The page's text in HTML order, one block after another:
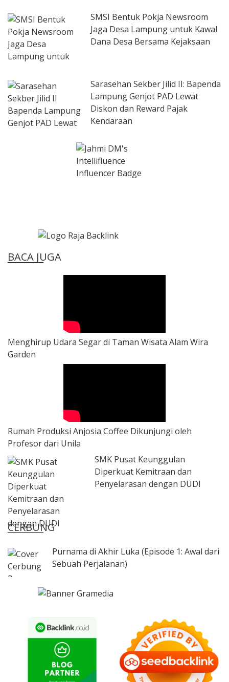
SMSI Bentuk Pokja Newsroom
Jaga Desa Lampung untuk Kawal
Dana Desa Bersama Kejaksaan
Sarasehan Sekber Jilid II: Bapenda
Lampung Genjot PAD Lewat
Diskon dan Reward Pajak
Kendaraan
BACA JUGA
Menghirup Udara Segar di Taman Wisata Alam Wira
Garden
Rumah Produksi Anjosia Coffee Dikunjungi oleh
Profesor dari Unila
SMK Pusat Keunggulan
Diperkuat Kemitraan dan
Penyelarasan dengan DUDI
CERBUNG
Purnama di Akhir Luka (Episode 1: Awal dari
Sebuah Perjalanan)